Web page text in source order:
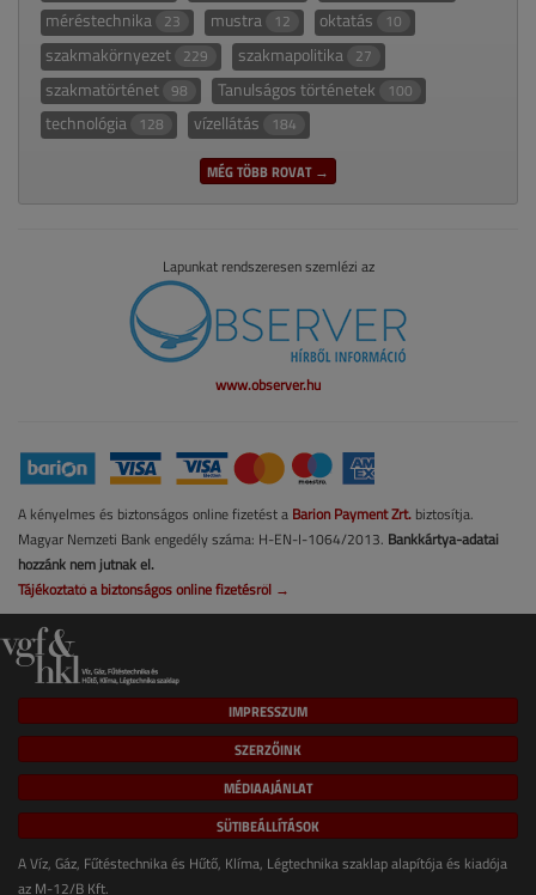
méréstechnika 23 mustra 12 oktatás 10
szakmakörnyezet 229 szakmapolitika 27
szakmatörténet 98 Tanulságos történetek 100
technológia 128 vízellátás 184
MÉG TÖBB ROVAT →
Lapunkat rendszeresen szemlézi az
www.observer.hu
A kényelmes és biztonságos online fizetést a Barion Payment Zrt. biztosítja.
Magyar Nemzeti Bank engedély száma: H-EN-I-1064/2013. Bankkártya-adatai
hozzánk nem jutnak el.
Tájékoztató a biztonságos online fizetésről →
IMPRESSZUM
SZERZŐINK
MÉDIAAJÁNLAT
SÜTIBEÁLLÍTÁSOK
A Víz, Gáz, Fűtéstechnika és Hűtő, Klíma, Légtechnika szaklap alapítója és kiadója
az M-12/B Kft.